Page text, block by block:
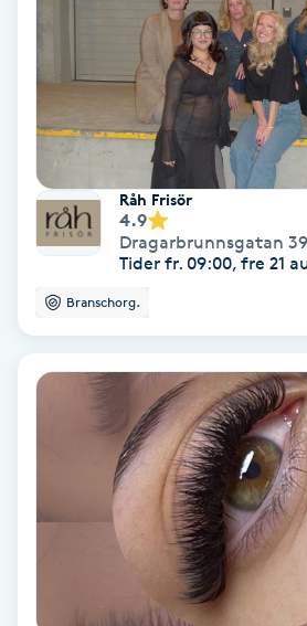
Klippning & Slingor
Klippning ungdom
Koppningsmassage
Kosmetisk tatuering
Kostrådgivning
Kroppsinpackning
Kroppspeeling
Käkledsbehandling
Råh Frisör
4.9
Dragarbrunnsgatan 39
Tider fr. 09:00, fre 21
Branschorg.